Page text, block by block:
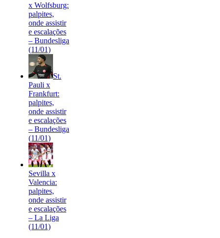
x Wolfsburg:
palpites,
onde assistir
e escalações
– Bundesliga
(11/01)
St.
Pauli x
Frankfurt:
palpites,
onde assistir
e escalações
– Bundesliga
(11/01)
Sevilla x
Valencia:
palpites,
onde assistir
e escalações
– La Liga
(11/01)